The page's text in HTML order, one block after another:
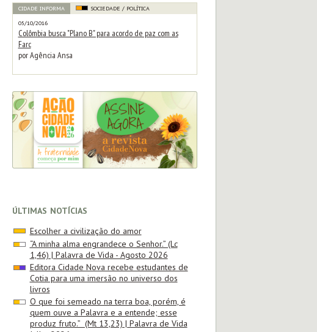
CIDADE INFORMA SOCIEDADE / POLÍTICA
05/10/2016
Colômbia busca "Plano B" para acordo de paz com as
Farc
por Agência Ansa
últimas notícias
Escolher a civilização do amor
“A minha alma engrandece o Senhor.” (Lc
1,46) | Palavra de Vida - Agosto 2026
Editora Cidade Nova recebe estudantes de
Cotia para uma imersão no universo dos
livros
O que foi semeado na terra boa, porém, é
quem ouve a Palavra e a entende; esse
produz fruto.” (Mt 13,23) | Palavra de Vida